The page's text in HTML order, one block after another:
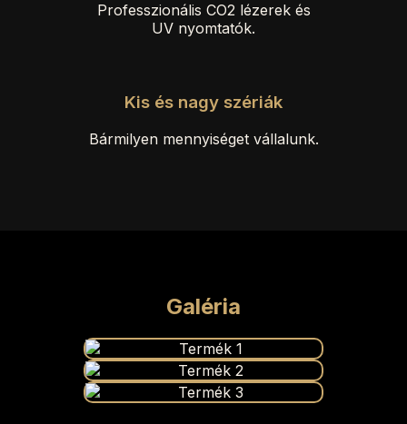
Professzionális CO2 lézerek és
UV nyomtatók.
Kis és nagy szériák
Bármilyen mennyiséget vállalunk.
Galéria